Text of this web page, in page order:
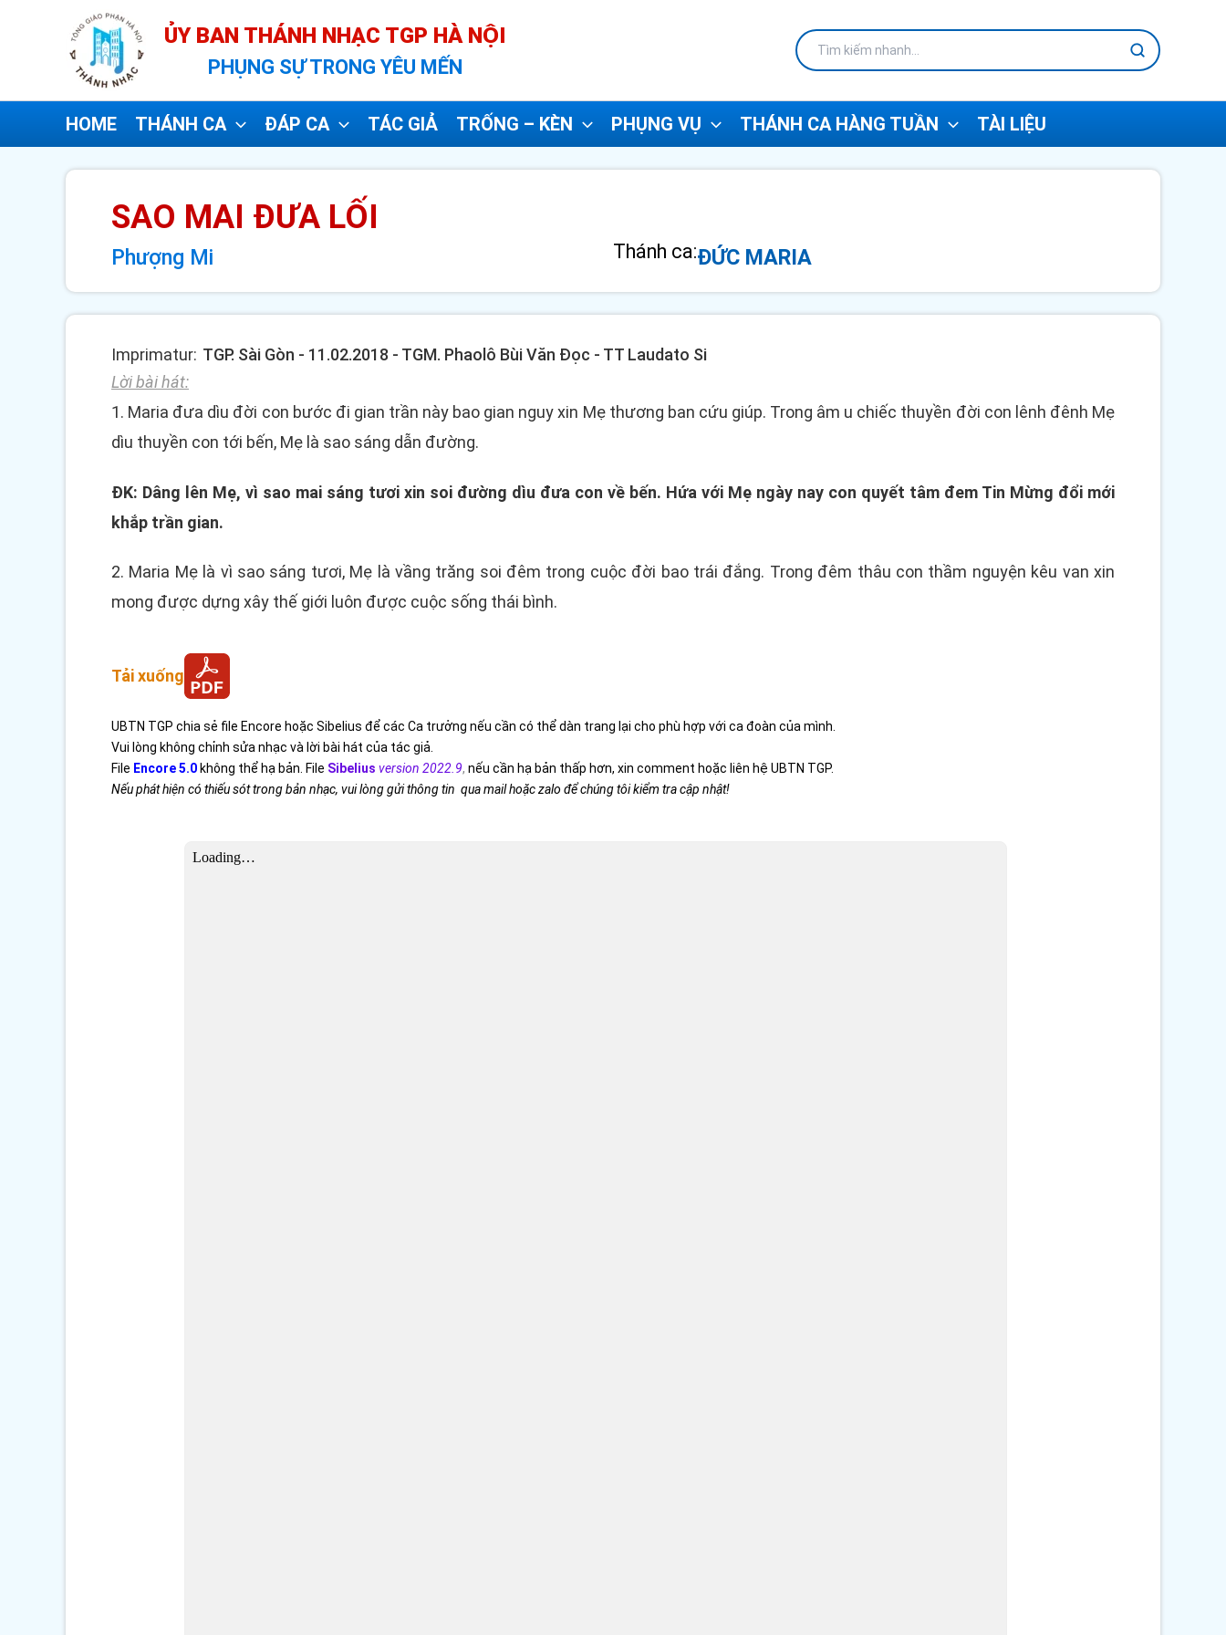
dung
ỦY BAN THÁNH NHẠC TGP HÀ NỘI
PHỤNG SỰ TRONG YÊU MẾN
HOME THÁNH CA ĐÁP CA TÁC GIẢ TRỐNG – KÈN PHỤNG VỤ THÁNH CA HÀNG TUẦN TÀI LIỆU
SAO MAI ĐƯA LỐI
Phượng Mi Thánh ca:ĐỨC MARIA
Imprimatur: TGP. Sài Gòn - 11.02.2018 - TGM. Phaolô Bùi Văn Đọc - TT Laudato Si
Lời bài hát:
1. Maria đưa dìu đời con bước đi gian trần này bao gian nguy xin Mẹ thương ban cứu giúp. Trong âm u chiếc thuyền đời con lênh đênh Mẹ
dìu thuyền con tới bến, Mẹ là sao sáng dẫn đường.
ĐK: Dâng lên Mẹ, vì sao mai sáng tươi xin soi đường dìu đưa con về bến. Hứa với Mẹ ngày nay con quyết tâm đem Tin Mừng đổi mới
khắp trần gian.
2. Maria Mẹ là vì sao sáng tươi, Mẹ là vầng trăng soi đêm trong cuộc đời bao trái đắng. Trong đêm thâu con thầm nguyện kêu van xin
mong được dựng xây thế giới luôn được cuộc sống thái bình.
Tải xuống
UBTN TGP chia sẻ file Encore hoặc Sibelius để các Ca trưởng nếu cần có thể dàn trang lại cho phù hợp với ca đoàn của mình.
Vui lòng không chỉnh sửa nhạc và lời bài hát của tác giả.
File Encore 5.0 không thể hạ bản. File Sibelius version 2022.9, nếu cần hạ bản thấp hơn, xin comment hoặc liên hệ UBTN TGP.
Nếu phát hiện có thiếu sót trong bản nhạc, vui lòng gửi thông tin qua mail hoặc zalo để chúng tôi kiểm tra cập nhật!